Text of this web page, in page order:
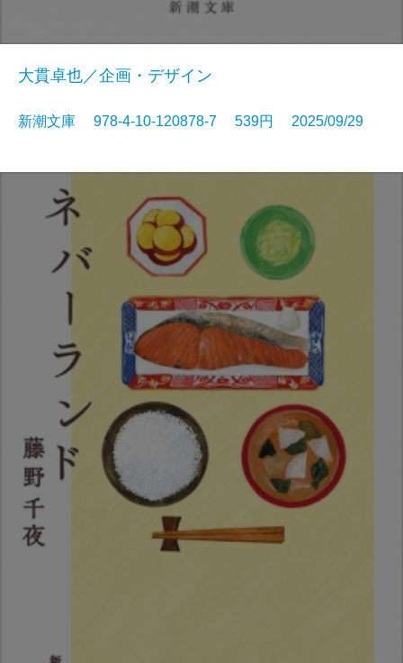
大貫卓也／企画・デザイン
新潮文庫 978-4-10-120878-7 539円 2025/09/29